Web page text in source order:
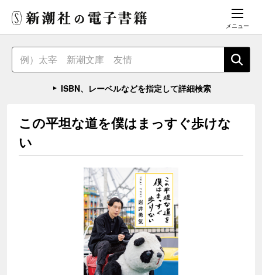
メニュー
ISBN、レーベルなどを指定して詳細検索
この平坦な道を僕はまっすぐ歩けな
い